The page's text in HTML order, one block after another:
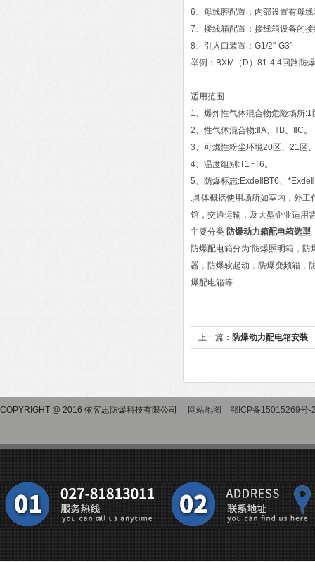
6、母线腔配置：内部设置有母
7、接线箱配置：接线箱设备的
8、引入口装置：G1/2"-G3"
举例：BXM（D）81-4 4回路防
适用范围
1、爆炸性气体混合物危险场所:1
2、性气体混合物:ⅡA、ⅡB、ⅡC。
3、可燃性粉尘环境20区、21区
4、温度组别:T1~T6。
5、防爆标志:ExdeⅡBT6、
.具体概括使用场所如室内，外
馆，交通运输，及大型企业适用
主要分类 防爆动力箱配电箱选型
防爆配电箱分为:防爆照明箱，
器，防爆软起动，防爆变频箱，
爆配电箱等
上一篇： 防爆动力配电箱安装
COPYRIGHT @ 2016 依客思防爆科技有限公司 网站地图 鄂ICP备15015269号-